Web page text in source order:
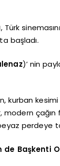
, Türk
başladı.
)’ nin
kurban
çağın
perdeye
de Başkenti